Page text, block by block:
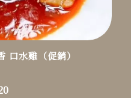
口水雞（促銷）